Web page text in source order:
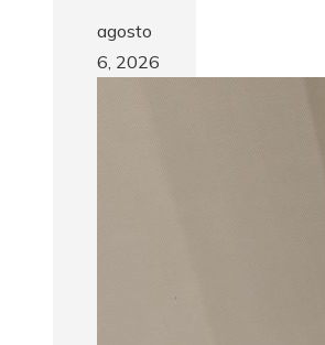
agosto
6, 2026